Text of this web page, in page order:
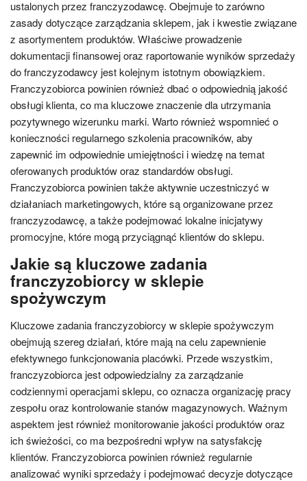
ustalonych przez franczyzodawcę. Obejmuje to zarówno
zasady dotyczące zarządzania sklepem, jak i kwestie związane
z asortymentem produktów. Właściwe prowadzenie
dokumentacji finansowej oraz raportowanie wyników sprzedaży
do franczyzodawcy jest kolejnym istotnym obowiązkiem.
Franczyzobiorca powinien również dbać o odpowiednią jakość
obsługi klienta, co ma kluczowe znaczenie dla utrzymania
pozytywnego wizerunku marki. Warto również wspomnieć o
konieczności regularnego szkolenia pracowników, aby
zapewnić im odpowiednie umiejętności i wiedzę na temat
oferowanych produktów oraz standardów obsługi.
Franczyzobiorca powinien także aktywnie uczestniczyć w
działaniach marketingowych, które są organizowane przez
franczyzodawcę, a także podejmować lokalne inicjatywy
promocyjne, które mogą przyciągnąć klientów do sklepu.
Jakie są kluczowe zadania
franczyzobiorcy w sklepie
spożywczym
Kluczowe zadania franczyzobiorcy w sklepie spożywczym
obejmują szereg działań, które mają na celu zapewnienie
efektywnego funkcjonowania placówki. Przede wszystkim,
franczyzobiorca jest odpowiedzialny za zarządzanie
codziennymi operacjami sklepu, co oznacza organizację pracy
zespołu oraz kontrolowanie stanów magazynowych. Ważnym
aspektem jest również monitorowanie jakości produktów oraz
ich świeżości, co ma bezpośredni wpływ na satysfakcję
klientów. Franczyzobiorca powinien również regularnie
analizować wyniki sprzedaży i podejmować decyzje dotyczące